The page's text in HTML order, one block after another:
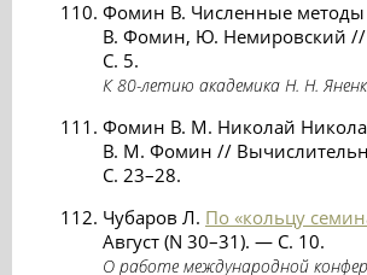
Фомин В. Численные методы
В. Фомин, Ю. Немировский
С. 5.
К 80-летию академика Н. Н.
Фомин В. М. Николай
В. М. Фомин //
С. 23–28.
Чубаров Л. По «кольцу
Август (N 30–31). — С. 10.
О работе международной